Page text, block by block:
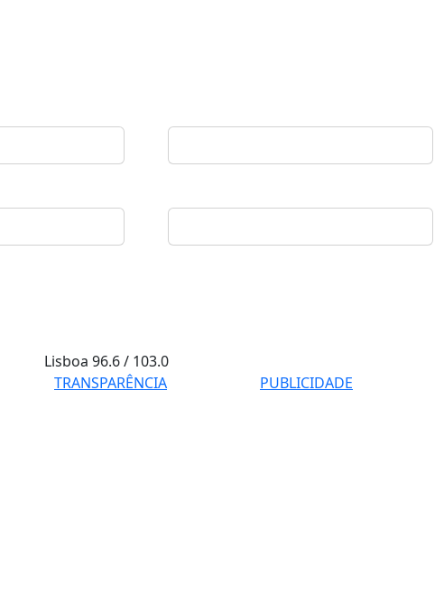
Lisboa96.6 / 103.0
TRANSPARÊNCIA
PUBLICIDADE